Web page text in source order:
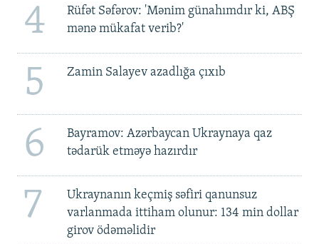
4
Rüfət Səfərov: 'Mənim günahımdır ki, ABŞ
mənə mükafat verib?'
5 Zamin Salayev azadlığa çıxıb
6
Bayramov: Azərbaycan Ukraynaya qaz
tədarük etməyə hazırdır
7
Ukraynanın keçmiş səfiri qanunsuz
varlanmada ittiham olunur: 134 min dollar
girov ödəməlidir